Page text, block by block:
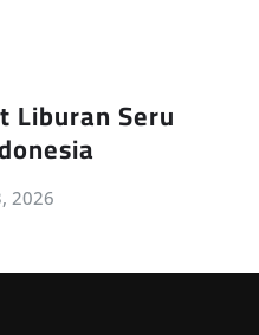
Liburan Seru
2026